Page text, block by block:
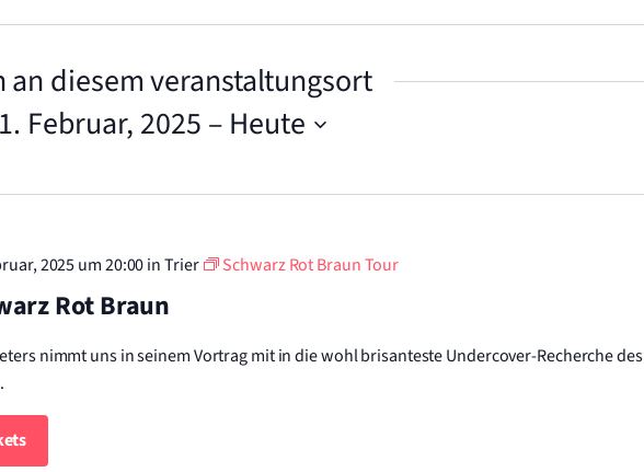
an diesem veranstaltungsort
Februar, 2025 – Heute
2025 um 20:00in Trier Schwarz Rot Braun Tour
Rot Braun
nimmt uns in seinem Vortrag mit in die wohl brisanteste Undercover-Recherche des